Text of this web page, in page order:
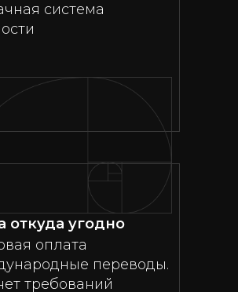
система
откуда угодно
оплата
переводы.
требований